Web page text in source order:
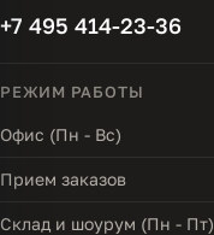
+7 495 414-23-36
РЕЖИМ РАБОТЫ
Офис (Пн - Вс)
Прием заказов
Склад и шоурум (Пн - Пт)